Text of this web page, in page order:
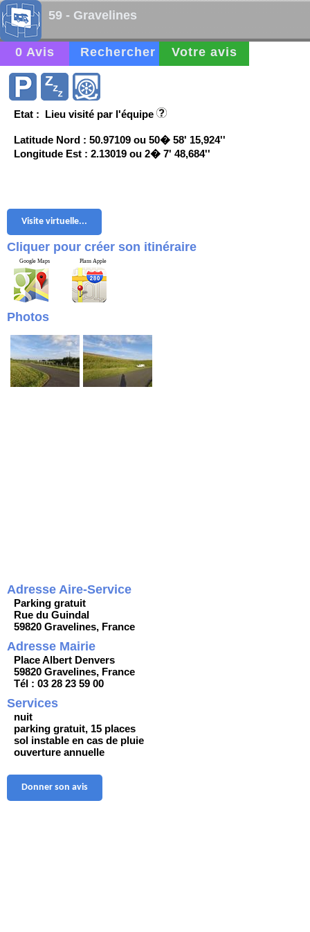
59 - Gravelines
0 Avis Rechercher Votre avis
Etat : Lieu visité par l'équipe
Latitude Nord : 50.97109 ou 50� 58' 15,924''
Longitude Est : 2.13019 ou 2� 7' 48,684''
Visite virtuelle...
Cliquer pour créer son itinéraire
Google Maps Plans Apple
Photos
Adresse Aire-Service
Parking gratuit
Rue du Guindal
59820 Gravelines, France
Adresse Mairie
Place Albert Denvers
59820 Gravelines, France
Tél : 03 28 23 59 00
Services
nuit
parking gratuit, 15 places
sol instable en cas de pluie
ouverture annuelle
Donner son avis